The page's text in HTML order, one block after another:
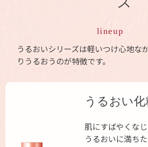
lineup
うるおいシリーズは軽いつけ心地な
りうるおうのが特徴です。
うるおい化
肌にすばやくな
うるおいに満ちた